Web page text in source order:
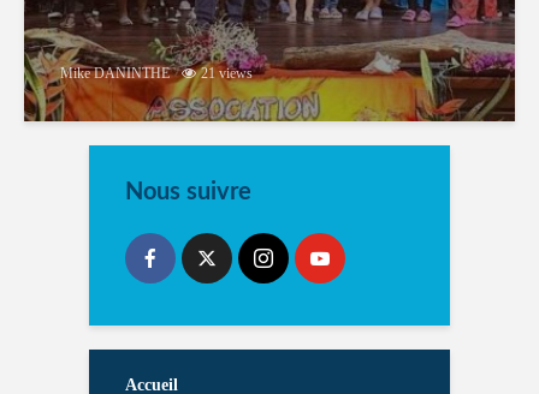
Mike DANINTHE 21 views
Nous suivre
Accueil